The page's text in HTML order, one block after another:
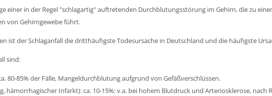
einer in der Regel "schlagartig" auftretenden Durchblutungsstörung im Gehirn, die zu
von Gehirngewebe führt.
ist der Schlaganfall die dritthäufigste Todesursache in Deutschland und die häufigste
sind:
80-85% der Fälle, Mangeldurchblutung aufgrund von Gefäßverschlüssen.
Infarkt): ca. 10-15%: v.a. bei hohem Blutdruck und Arteriosklerose, nach